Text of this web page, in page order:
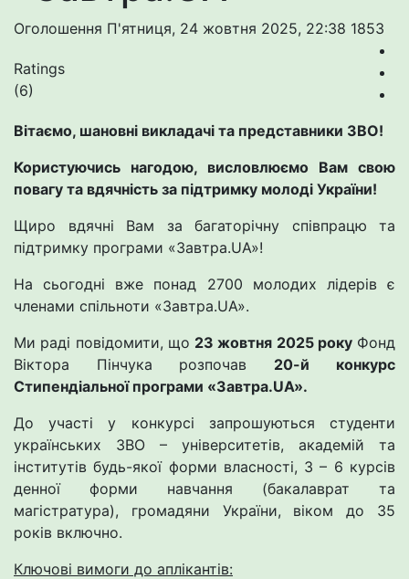
Оголошення П'ятниця, 24 жовтня 2025, 22:38 1853
Ratings
(6)
Вітаємо, шановні викладачі та представники ЗВО!
Користуючись нагодою, висловлюємо Вам свою
повагу та вдячність за підтримку молоді України!
Щиро вдячні Вам за багаторічну співпрацю та
підтримку програми «Завтра.UA»!
На сьогодні вже понад 2700 молодих лідерів є
членами спільноти «Завтра.UA».
Ми раді повідомити, що 23 жовтня 2025 рокуФонд
Віктора Пінчука розпочав 20-й
конкурс
Стипендіальної програми «Завтра.UA».
До участі у конкурсі запрошуються студенти
українських ЗВО – університетів, академій та
інститутів будь-якої форми власності, 3 – 6 курсів
денної форми навчання (бакалаврат та
магістратура), громадяни України, віком до 35
років включно.
Ключові вимоги до аплікантів: